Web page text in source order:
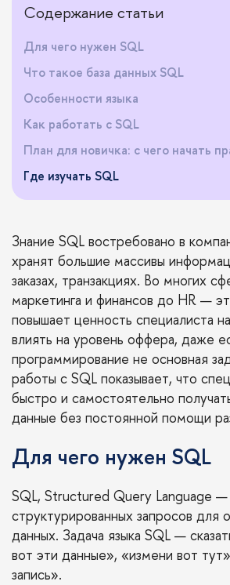
Содержание статьи
Для чего нужен SQL
Что такое база данных SQL
Особенности языка
Как работать с SQL
План для новичка: с чего начать
Где изучать SQL
Знание SQL востребовано в
хранят большие массивы
заказах, транзакциях. Во многих
маркетинга и финансов до HR —
повышает ценность специалиста
влиять на уровень оффера, даже
программирование не основная
работы с SQL показывает, что
быстро и самостоятельно
данные без постоянной помощи
Для чего нужен SQL
SQL, Structured Query Language —
структурированных запросов для
данных. Задача языка SQL —
вот эти данные», «измени вот
запись».